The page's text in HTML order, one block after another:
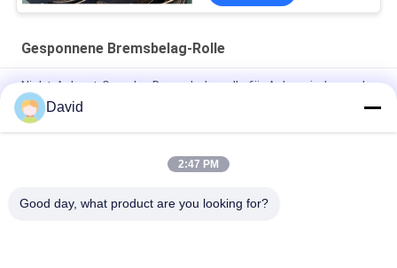
Gesponnene Bremsbelag-Rolle
Nicht-Asbest-Gewebe-Bremsbelagrolle für Ankerwinden und
Winden von Industriemaschinen
Flexible Windenwindschleife Gewebte Bremsbelagrolle für
David
2:47 PM
Good day, what product are you looking for?